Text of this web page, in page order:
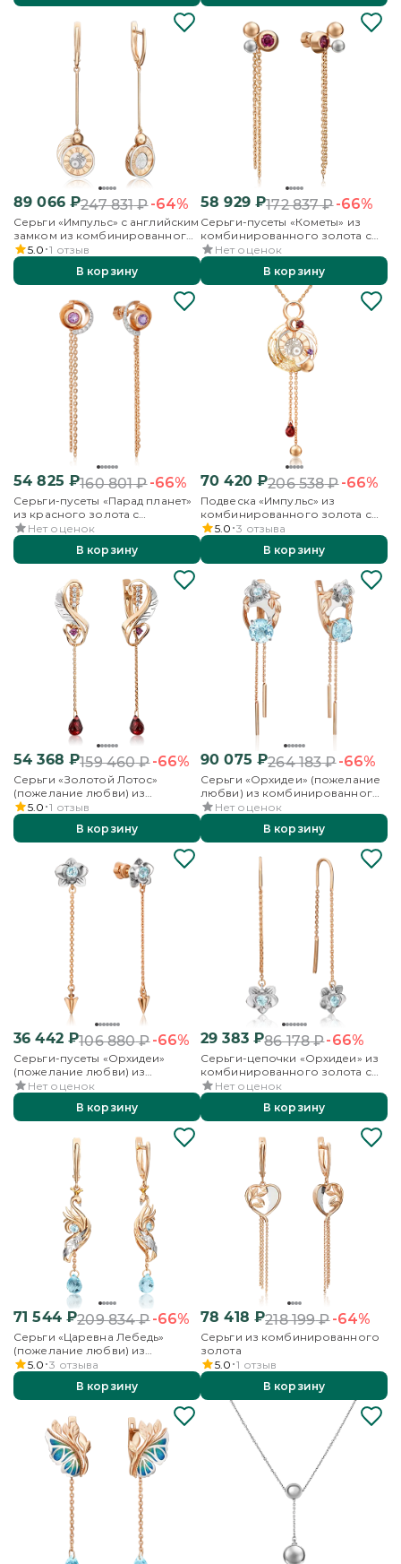
89 066₽247 831₽-64%
Серьги «Импульс» с английским
замком из комбинированного
золота
5.0 1 отзыв
В корзину
58 929₽172 837₽-66%
Серьги-пусеты «Кометы» из
комбинированного золота с
гранатом
Нет оценок
В корзину
54 825 ₽160 801₽-66%
Серьги-пусеты «Парад планет»
из красного золота с
аметистом и бесцветными
топазами
Нет оценок
В корзину
70 420₽206 538₽-66%
Подвеска «Импульс» из
комбинированного золота с
гранатами и аметистом
5.0 3 отзыва
В корзину
54 368 ₽159 460₽-66%
Серьги «Золотой Лотос»
(пожелание любви) из
комбинированного золота с
гранатами и бесцветными
топазами
5.0 1 отзыв
В корзину
90 075 ₽264 183₽-66%
Серьги «Орхидеи» (пожелание
любви) из комбинированного
золота с топазами
Нет оценок
В корзину
36 442₽106 880₽-66%
Серьги-пусеты «Орхидеи»
(пожелание любви) из
комбинированного золота с
топазом
Нет оценок
В корзину
29 383₽86 178₽-66%
Серьги-цепочки «Орхидеи» из
комбинированного золота с
топазом
Нет оценок
В корзину
71 544₽209 834₽-66%
Серьги «Царевна Лебедь»
(пожелание любви) из
комбинированного золота с
топазами
5.0 3 отзыва
В корзину
78 418 ₽218 199₽-64%
Серьги из комбинированного
золота
5.0 1 отзыв
В корзину